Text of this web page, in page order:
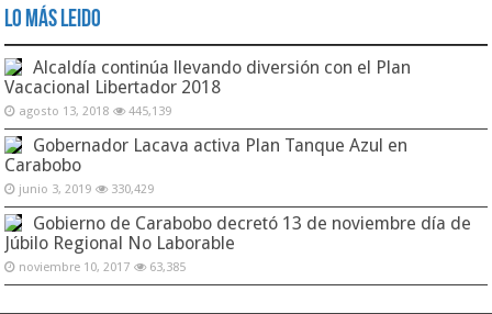
Lo Más Leido
Alcaldía continúa llevando diversión con el Plan
Vacacional Libertador 2018
agosto 13, 2018 445,139
Gobernador Lacava activa Plan Tanque Azul en
Carabobo
junio 3, 2019 330,429
Gobierno de Carabobo decretó 13 de noviembre día de
Júbilo Regional No Laborable
noviembre 10, 2017 63,385